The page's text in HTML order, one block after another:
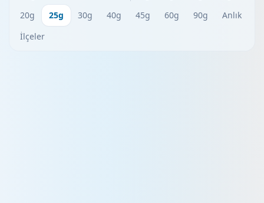
20g
25g 30g 40g 45g 60g 90g
Anlık
İlçeler